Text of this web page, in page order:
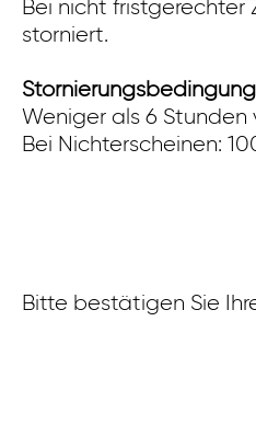
Bei nicht fristgerechter
storniert.
Weniger als 6
Bei Nichterscheinen:
Bitte bestätigen Sie